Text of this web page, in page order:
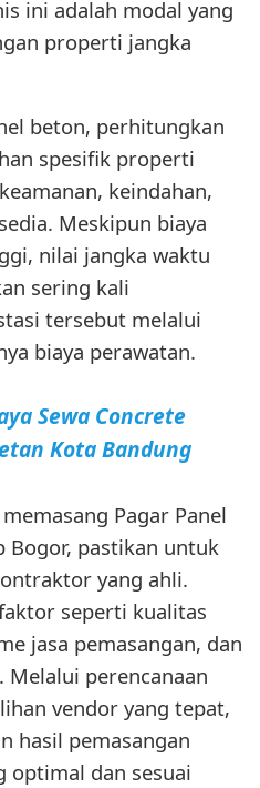
ini adalah modal yang
properti jangka
beton, perhitungkan
spesifik properti
keindahan,
Meskipun biaya
nilai jangka waktu
sering kali
tersebut melalui
biaya perawatan.
Sewa Concrete
Kota Bandung
Pagar Panel
Bogor, pastikan untuk
yang ahli.
seperti kualitas
jasa pemasangan, dan
perencanaan
vendor yang tepat,
hasil pemasangan
optimal dan sesuai